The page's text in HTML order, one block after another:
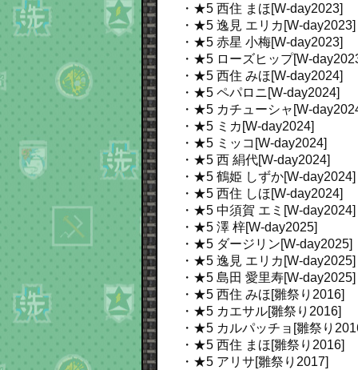
・★5 西住 まほ[W-day2023]
・★5 逸見 エリカ[W-day2023]
・★5 赤星 小梅[W-day2023]
・★5 ローズヒップ[W-
・★5 西住 みほ[W-day2024]
・★5 ペパロニ[W-day2024]
・★5 カチューシャ[W-
・★5 ミカ[W-day2024]
・★5 ミッコ[W-day2024]
・★5 西 絹代[W-day2024]
・★5 鶴姫 しずか[W-day2024]
・★5 西住 しほ[W-day2024]
・★5 中須賀 エミ[W-day2024]
・★5 澤 梓[W-day2025]
・★5 ダージリン[W-day2025]
・★5 逸見 エリカ[W-day2025]
・★5 島田 愛里寿[W-day2025]
・★5 西住 みほ[雛祭り2016]
・★5 カエサル[雛祭り2016]
・★5 カルパッチョ[雛祭り
・★5 西住 まほ[雛祭り2016]
・★5 アリサ[雛祭り2017]